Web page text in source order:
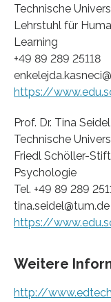
Technische
Lehrstuhl für
Learning
+49 89 289 25118
https://
Prof. Dr. Tina Seidel
Technische
Friedl Schöller-
Psychologie
Tel. +49 89 289
tina.seidel@tum.de
https://
Weitere
http://